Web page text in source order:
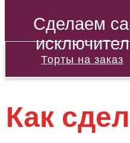
Сделаем
Торты на заказ
Как